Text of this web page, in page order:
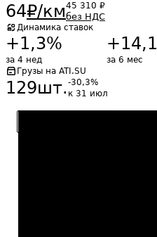
64₽/км45 310 ₽
без НДС
Динамика ставок
+1,3%
за 4 нед
+14,1
за 6 мес
Грузы на ATI.SU
129шт. -30,3%
к 31 июл